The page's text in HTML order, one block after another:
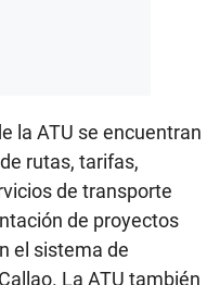
la ATU se encuentran
rutas, tarifas,
de transporte
de proyectos
el sistema de
La ATU también